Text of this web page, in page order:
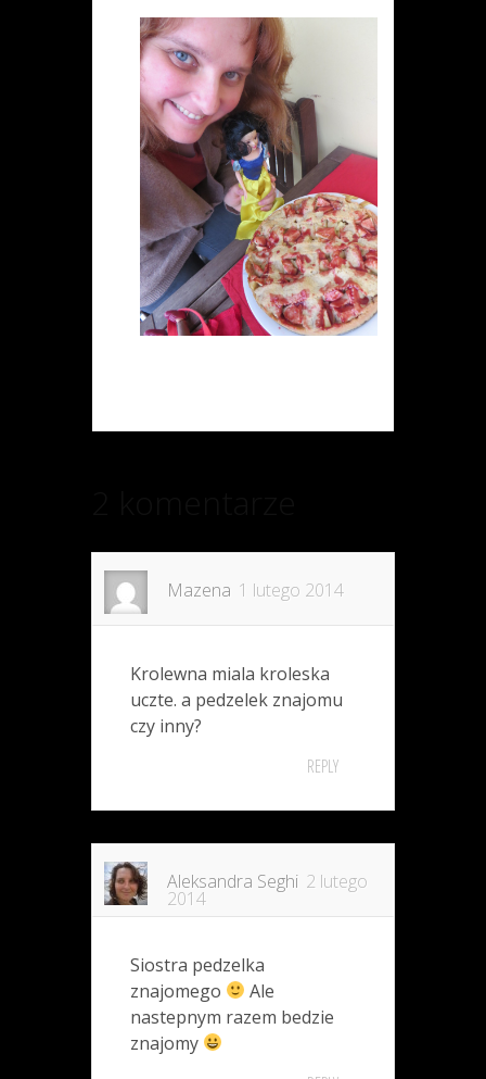
Mazena 1 lutego 2014
Krolewna miala kroleska
uczte. a pedzelek znajomu
czy inny?
REPLY
Aleksandra Seghi 2 lutego
2014
Siostra pedzelka
znajomego
Ale
nastepnym razem bedzie
znajomy